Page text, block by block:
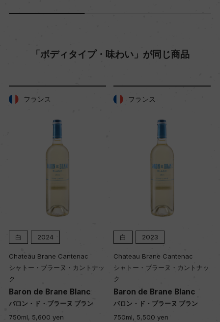
ー
土壌
品質分類・原産地呼称
A.O.C.ブルゴーニュ アリゴテ
色
白
「ボディタイプ・味わい」が同じ商品
フランス
白 2024
Chateau Brane Cantenac
シャトー・ブラーヌ・カントナッ
ク
Baron de Brane Blanc
バロン・ド・ブラーヌ ブラン
750ml, 5,600 yen
フランス
白 2023
Chateau Brane Cantenac
シャトー・ブラーヌ・カントナッ
ク
Baron de Brane Blanc
バロン・ド・ブラーヌ ブラン
750ml, 5,500 yen